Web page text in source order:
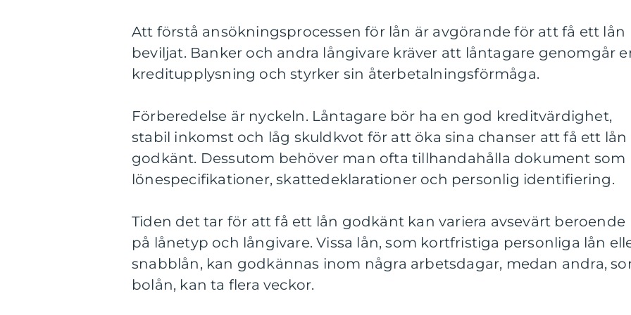
Att förstå ansökningsprocessen för lån är avgörande för att få ett lån
beviljat. Banker och andra långivare kräver att låntagare genomgår
kreditupplysning och styrker sin återbetalningsförmåga.
Förberedelse är nyckeln. Låntagare bör ha en god kreditvärdighet,
stabil inkomst och låg skuldkvot för att öka sina chanser att få ett lån
godkänt. Dessutom behöver man ofta tillhandahålla dokument som
lönespecifikationer, skattedeklarationer och personlig identifiering.
Tiden det tar för att få ett lån godkänt kan variera avsevärt beroende
på lånetyp och långivare. Vissa lån, som kortfristiga personliga lån
snabblån, kan godkännas inom några arbetsdagar, medan andra,
bolån, kan ta flera veckor.